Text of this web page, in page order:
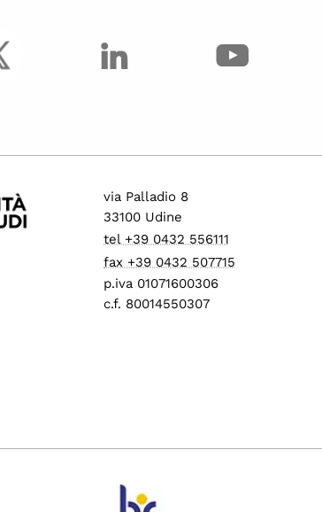
via Palladio 8
33100 Udine
tel +39 0432 556111
fax +39 0432 507715
p.iva 01071600306
c.f. 80014550307